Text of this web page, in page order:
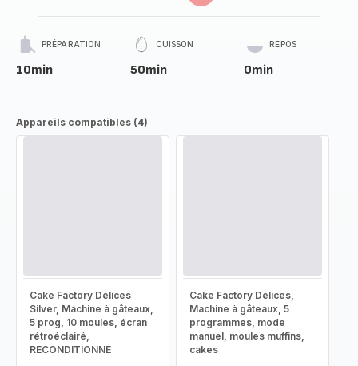
PRÉPARATION
10min
CUISSON
50min
REPOS
0min
Appareils compatibles (4)
Cake Factory Délices
Silver, Machine à gâteaux,
5 prog, 10 moules, écran
rétroéclairé,
RECONDITIONNÉ
Cake Factory Délices,
Machine à gâteaux, 5
programmes, mode
manuel, moules muffins,
cakes